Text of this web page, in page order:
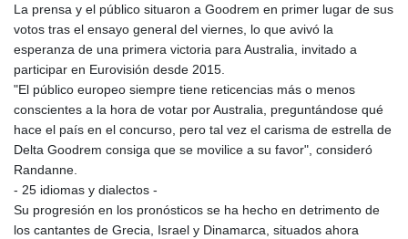
La prensa y el público situaron a Goodrem en primer lugar de sus
votos tras el ensayo general del viernes, lo que avivó la
esperanza de una primera victoria para Australia, invitado a
participar en Eurovisión desde 2015.
"El público europeo siempre tiene reticencias más o menos
conscientes a la hora de votar por Australia, preguntándose qué
hace el país en el concurso, pero tal vez el carisma de estrella de
Delta Goodrem consiga que se movilice a su favor", consideró
Randanne.
- 25 idiomas y dialectos -
Su progresión en los pronósticos se ha hecho en detrimento de
los cantantes de Grecia, Israel y Dinamarca, situados ahora